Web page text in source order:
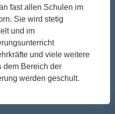
fast allen Schulen im
Sie wird stetig
und im
und viele weitere
dem Bereich der
werden geschult.